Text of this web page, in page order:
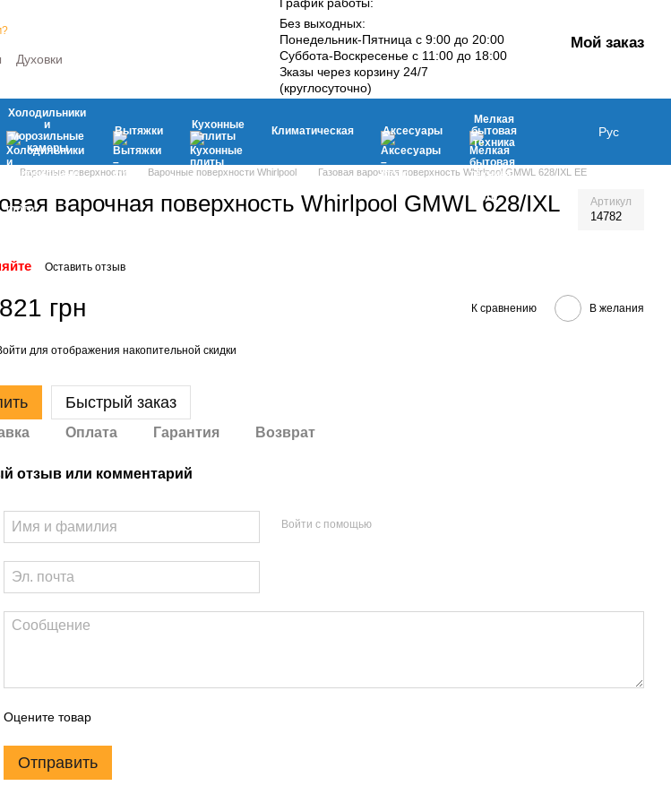
Духовки
Кухонные плиты
Климатическая
Без выходных:
Понедельник-Пятница с 9:00 до 20:00
Суббота-Воскресенье с 11:00 до 18:00
Зказы через корзину 24/7
(круглосуточно)
Мой заказ
Холодильники
и
морозильные
камеры
Вытяжки
Кухонные
плиты
Климатическая Аксесуары
Мелкая
бытовая
техника
Рус
Варочные поверхности Варочные поверхности Whirlpool Газовая варочная поверхность Whirlpool GMWL 628/IXL EE
варочная поверхность Whirlpool GMWL 628/IXL
Артикул
14782
Оставить отзыв
грн К сравнению В желания
для отображения накопительной скидки
Быстрый заказ
Оплата Гарантия Возврат
отзыв или комментарий
Войти с помощью
Оцените товар
Отправить